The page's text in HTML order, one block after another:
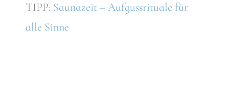
TIPP: Saunazeit – Aufgussrituale für
alle Sinne